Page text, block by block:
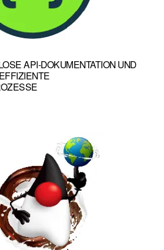
API-DOKUMENTATION UND